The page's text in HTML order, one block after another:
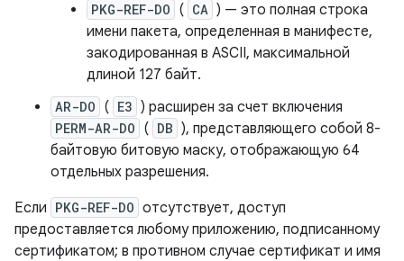
PKG-REF-DO ( CA ) — это полная строка
имени пакета, определенная в манифесте,
закодированная в ASCII, максимальной
длиной 127 байт.
AR-DO ( E3 ) расширен за счет включения
PERM-AR-DO ( DB ), представляющего собой 8-
байтовую битовую маску, отображающую 64
отдельных разрешения.
Если PKG-REF-DO отсутствует, доступ
предоставляется любому приложению, подписанному
сертификатом; в противном случае сертификат и имя